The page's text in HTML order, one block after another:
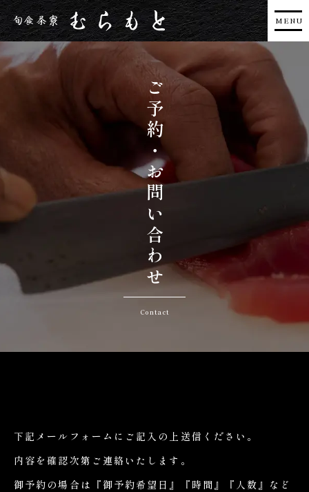
ご予約・お問い合わせ
Contact
下記メールフォームにご記入の上送信ください。
内容を確認次第ご連絡いたします。
御予約の場合は『御予約希望日』『時間』『人数』など